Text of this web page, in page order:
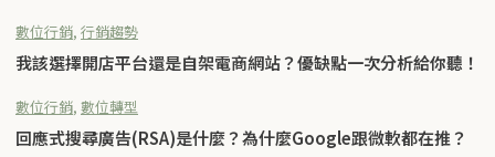
數位行銷, 行銷趨勢
我該選擇開店平台還是自架電商網站？優缺點一次分析給你聽！
數位行銷, 數位轉型
回應式搜尋廣告(RSA)是什麼？為什麼Google跟微軟都在推？